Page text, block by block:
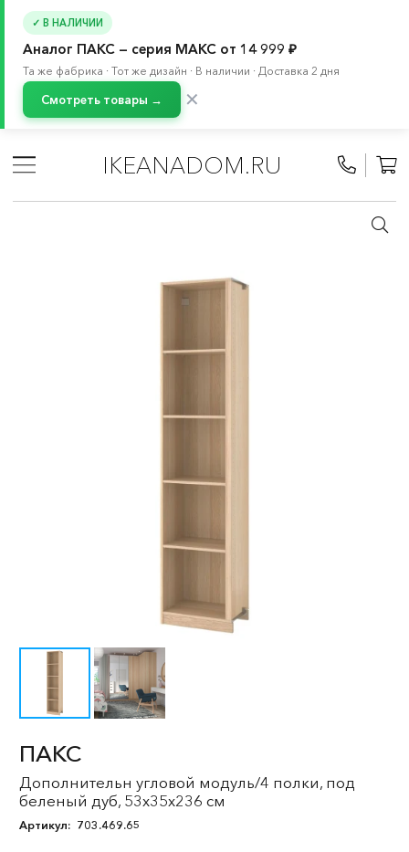
✓ В НАЛИЧИИ
Аналог ПАКС — серия МАКС от 14 999 ₽
Та же фабрика · Тот же дизайн · В наличии · Доставка 2 дня
Смотреть товары → ✕
IKEANADOM.RU
Системы для хранения
ПАКС система
/
Каркасы для распашных дверей
ПАКС
Дополнительн угловой модуль/4 полки, под
беленый дуб, 53x35x236 см
Артикул: 703.469.65